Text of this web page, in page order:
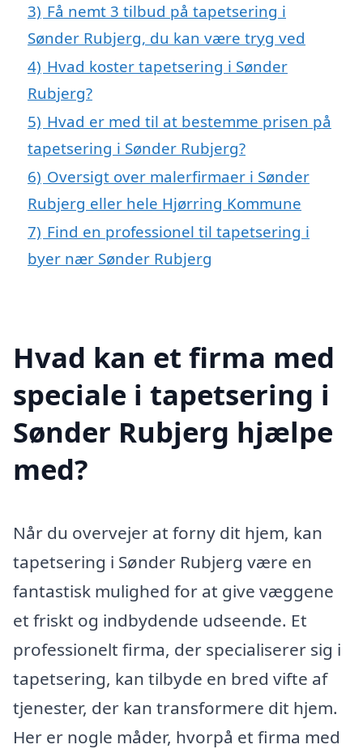
3) Få nemt 3 tilbud på tapetsering i
Sønder Rubjerg, du kan være tryg ved
4) Hvad koster tapetsering i Sønder
Rubjerg?
5) Hvad er med til at bestemme prisen på
tapetsering i Sønder Rubjerg?
6) Oversigt over malerfirmaer i Sønder
Rubjerg eller hele Hjørring Kommune
7) Find en professionel til tapetsering i
byer nær Sønder Rubjerg
Hvad kan et firma med
speciale i tapetsering i
Sønder Rubjerg hjælpe
med?
Når du overvejer at forny dit hjem, kan
tapetsering i Sønder Rubjerg være en
fantastisk mulighed for at give væggene
et friskt og indbydende udseende. Et
professionelt firma, der specialiserer sig i
tapetsering, kan tilbyde en bred vifte af
tjenester, der kan transformere dit hjem.
Her er nogle måder, hvorpå et firma med